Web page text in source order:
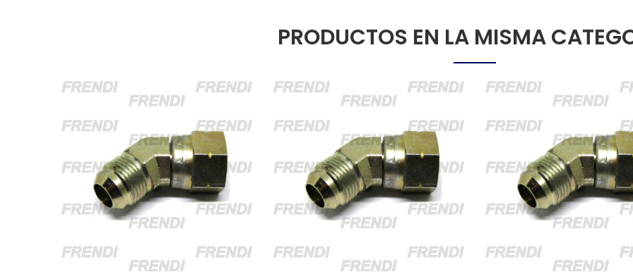
PRODUCTOS EN LA MISMA